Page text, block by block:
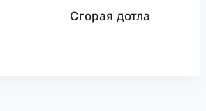
Сгорая дотла